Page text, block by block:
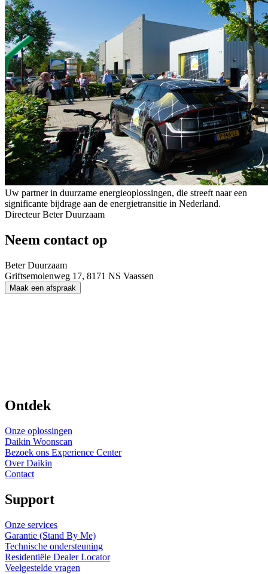
Uw partner in duurzame energieoplossingen, die streeft naar een
significante bijdrage aan de energietransitie in Nederland.
Directeur Beter Duurzaam
Neem contact op
Beter Duurzaam
Griftsemolenweg 17, 8171 NS Vaassen
Maak een afspraak
Ontdek
Onze oplossingen
Daikin Woonscan
Bezoek ons Experience Center
Over Daikin
Contact
Support
Onze services
Garantie (Stand By Me)
Technische ondersteuning
Residentiële Dealer Locator
Veelgestelde vragen